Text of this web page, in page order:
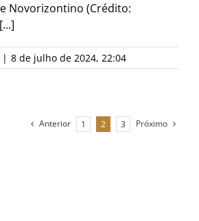
Novorizontino (Crédito:
| 8 de julho de 2024, 22:04
Anterior 1 2 3 Próximo